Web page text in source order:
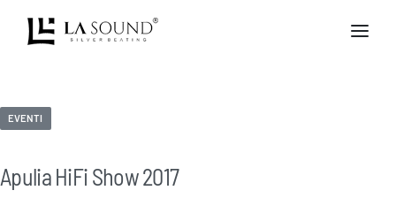
EVENTI
Apulia HiFi Show 2017